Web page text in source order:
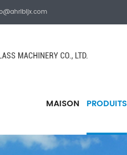
MACHINERY CO., LTD.
MAISON PRODUITS